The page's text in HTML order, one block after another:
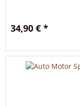
34,90 € *